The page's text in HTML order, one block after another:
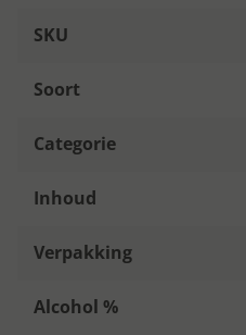
SKU
Soort
Categorie
Inhoud
Verpakking
Alcohol %